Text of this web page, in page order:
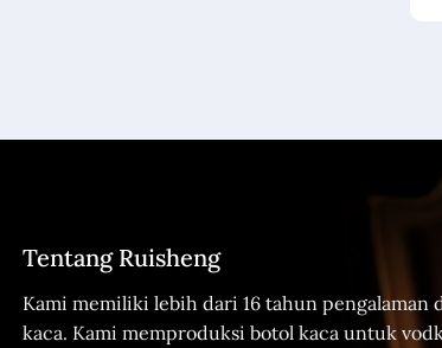
Tentang Ruisheng
Kami memiliki lebih dari 16 tahun pengalaman
kaca. Kami memproduksi botol kaca untuk